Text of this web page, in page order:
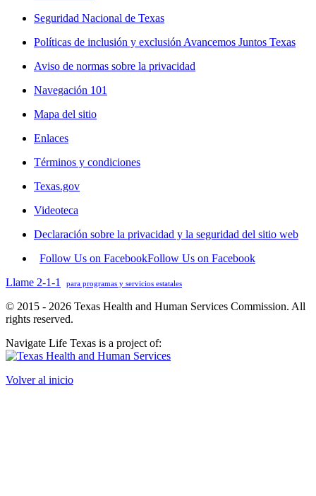
Seguridad Nacional de Texas
Políticas de inclusión y exclusión Avancemos Juntos Texas
Aviso de normas sobre la privacidad
Navegación 101
Mapa del sitio
Enlaces
Términos y condiciones
Texas.gov
Videoteca
Declaración sobre la privacidad y la seguridad del sitio web
Follow Us on FacebookFollow Us on Facebook
Llame 2-1-1
para programas y servicios estatales
© 2015 - 2026 Texas Health and Human Services Commission. All
rights reserved.
Navigate Life Texas is a project of:
Volver al inicio